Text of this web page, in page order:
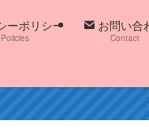
ーポリシー お問い合
Contact